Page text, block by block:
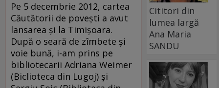
Pe 5 decembrie 2012, cartea
Căutătorii de poveşti a avut
lansarea şi la Timişoara.
După o seară de zîmbete şi
voie bună, i-am prins pe
bibliotecarii Adriana Weimer
(Biclioteca din Lugoj) şi
Cititori din
lumea largă
Ana Maria
SANDU